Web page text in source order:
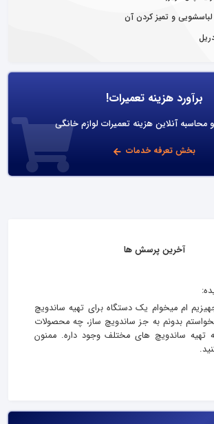
و تمیز کردن آن
برآورد هزینه تعمیرات!
آنلاین هزینه تعمیرات لوازم خانگی
بخش تعرفه خدمات
آخرین پرسش ها
ام میخوام یک دستگاه برای تهیه ساندویچ
بدونم به جز ساندویچ ساز، چه محصولات
تهیه ساندویچ های مختلف وجود داره. ممنون